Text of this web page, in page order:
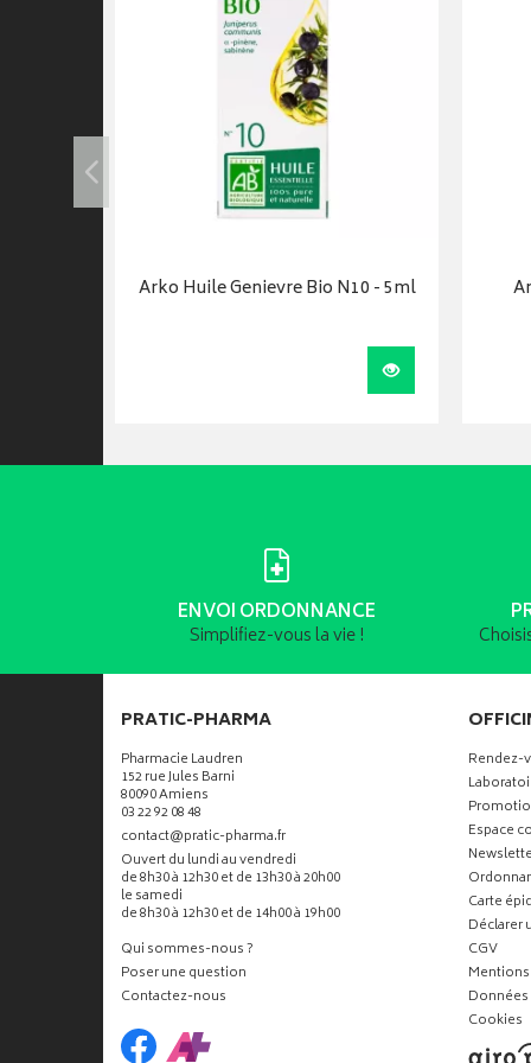
Arko Huile Genievre Bio N10 - 5ml
Visualiser
ENVOI ORDONNANCE
Simplifiez-vous la vie !
PRATIC-PHARMA
Pharmacie Laudren
152 rue Jules Barni
80090 Amiens
03 22 92 08 48
contact-
@-
pratic-pharma.fr
Ouvert du lundi au vendredi
de 8h30 à 12h30 et de 13h30 à 20h00
le samedi
de 8h30 à 12h30 et de 14h00 à 19h00
Qui sommes-nous ?
Poser une question
Contactez-nous
Rendez-
Espace
Carte
Déclarer
CGV
Cookies